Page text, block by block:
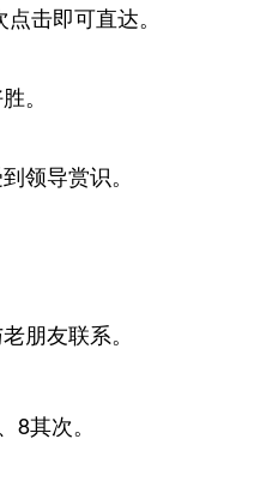
击即可直达。
。
领导赏识。
朋友联系。
其次。